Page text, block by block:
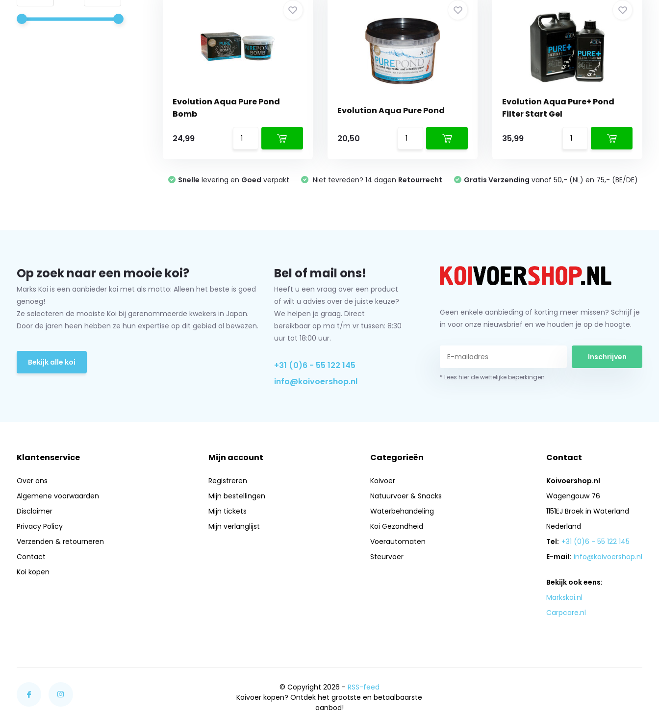
Evolution Aqua Pure Pond
Bomb
24,99
Evolution Aqua Pure Pond
20,50
Evolution Aqua Pure+ Pond
Filter Start Gel
35,99
Snelle levering en Goed verpakt Niet tevreden? 14 dagen Retourrecht Gratis Verzending vanaf 50,- (NL) en 75,- (BE/DE)
Op zoek naar een mooie koi?
Marks Koi is een aanbieder koi met als motto: Alleen het beste is goed
genoeg!
Ze selecteren de mooiste Koi bij gerenommeerde kwekers in Japan.
Door de jaren heen hebben ze hun expertise op dit gebied al bewezen.
Bekijk alle koi
Bel of mail ons!
Heeft u een vraag over een product
of wilt u advies over de juiste keuze?
We helpen je graag. Direct
bereikbaar op ma t/m vr tussen: 8:30
uur tot 18:00 uur.
+31 (0)6 - 55 122 145
info@koivoershop.nl
Geen enkele aanbieding of korting meer missen? Schrijf je
in voor onze nieuwsbrief en we houden je op de hoogte.
Inschrijven
* Lees hier de wettelijke beperkingen
Klantenservice
Over ons
Algemene voorwaarden
Disclaimer
Privacy Policy
Verzenden & retourneren
Contact
Koi kopen
Mijn account
Registreren
Mijn bestellingen
Mijn tickets
Mijn verlanglijst
Categorieën
Koivoer
Natuurvoer & Snacks
Waterbehandeling
Koi Gezondheid
Voerautomaten
Steurvoer
Contact
Koivoershop.nl
Wagengouw 76
1151EJ Broek in Waterland
Nederland
Tel: +31 (0)6 - 55 122 145
E-mail: info@koivoershop.nl
Bekijk ook eens:
Markskoi.nl
Carpcare.nl
© Copyright 2026 - RSS-feed
Koivoer kopen? Ontdek het grootste en betaalbaarste
aanbod!